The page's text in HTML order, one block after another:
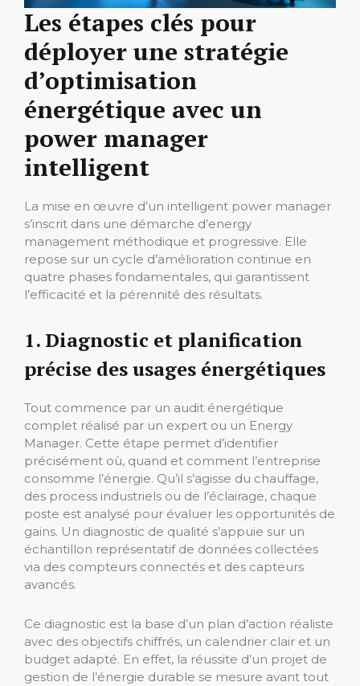
Les étapes clés pour
déployer une stratégie
d’optimisation
énergétique avec un
power manager
intelligent
La mise en œuvre d’un intelligent power manager
s’inscrit dans une démarche d’energy
management méthodique et progressive. Elle
repose sur un cycle d’amélioration continue en
quatre phases fondamentales, qui garantissent
l’efficacité et la pérennité des résultats.
1. Diagnostic et planification
précise des usages énergétiques
Tout commence par un audit énergétique
complet réalisé par un expert ou un Energy
Manager. Cette étape permet d’identifier
précisément où, quand et comment l’entreprise
consomme l’énergie. Qu’il s’agisse du chauffage,
des process industriels ou de l’éclairage, chaque
poste est analysé pour évaluer les opportunités de
gains. Un diagnostic de qualité s’appuie sur un
échantillon représentatif de données collectées
via des compteurs connectés et des capteurs
avancés.
Ce diagnostic est la base d’un plan d’action réaliste
avec des objectifs chiffrés, un calendrier clair et un
budget adapté. En effet, la réussite d’un projet de
gestion de l’énergie durable se mesure avant tout